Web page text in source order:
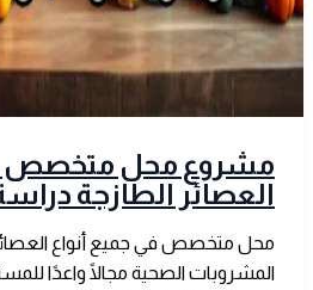
مشروع محل متخصص
العصائر الطازجة
محل متخصص في جميع أنواع
المشروبات الصحية مجالًا واعدًا